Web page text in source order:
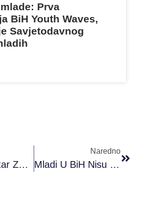
Prva
BiH Youth Waves,
Savjetodavnog
PRONI Centar Za Omladisnki Razvoj Organizuje Info Sesiju “2M: Mladi I Mobilnost” 18.12.2020.
Naredno
Mladi U BiH Nisu Pasivni!